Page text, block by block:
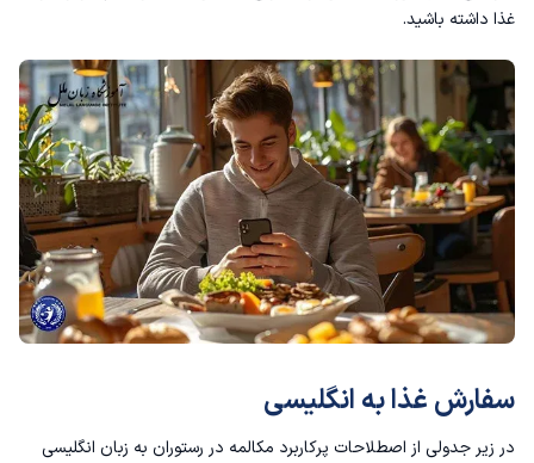
نظر دادن درباره غذا به زبان انگلیسی
مکالمه پرداخت صورت‌حساب در رستوران
اصطلاحات پرکاربرد انگلیسی در رستوران
عناوین شغلی کارکنان رستوران به زبان انگلیسی
مکالمه انگلیسی سفارش غذا در رستوران بیرون‌بر
اسم غذاها به انگلیسی
غذا داشته باشید.
سفارش غذا به انگلیسی
در زیر جدولی از اصطلاحات پرکاربرد مکالمه در رستوران به زبان انگلیسی